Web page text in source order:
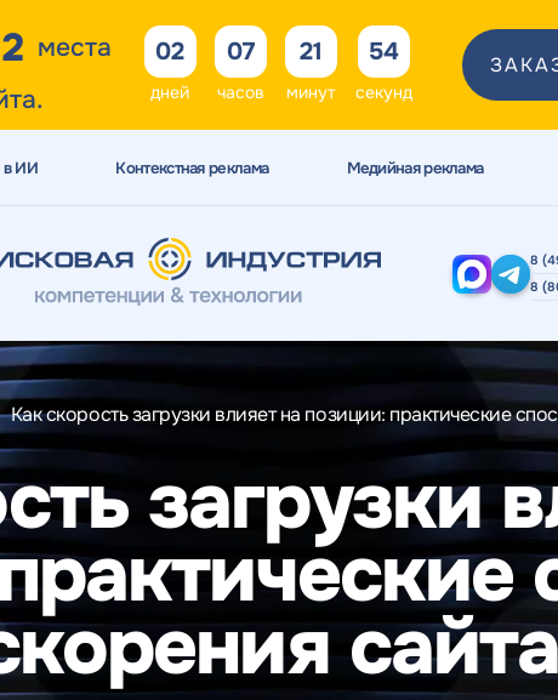
2 места
02
дней
07
часов
21
минут
52
секунд
в ИИ Контекстная реклама Медийная реклама
8
8
Как скорость загрузки влияет на позиции: практические
загрузки